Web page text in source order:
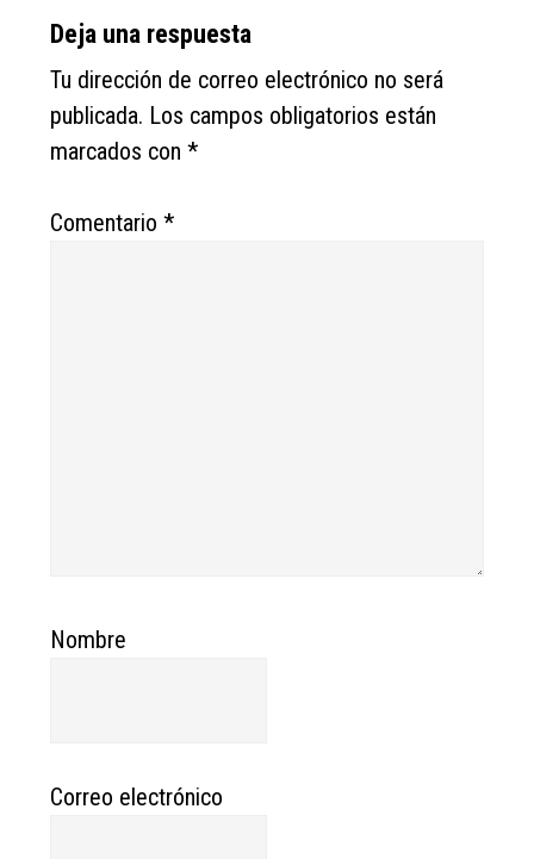
Reader
Interactions
Deja una respuesta
Tu dirección de correo electrónico no será
publicada. Los campos obligatorios están
marcados con*
Comentario*
Nombre
Correo electrónico